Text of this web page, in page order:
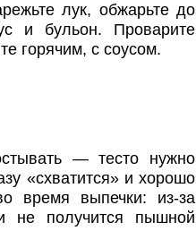
лук, обжарьте до
и бульон. Проварите
горячим, с соусом.
— тесто нужно
«схватится» и хорошо
время выпечки: из-за
не получится пышной